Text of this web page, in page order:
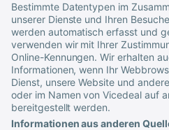
Bestimmte Datentypen im
unserer Dienste und Ihren
werden automatisch erfasst und
verwenden wir mit Ihrer
Online-Kennungen. Wir erhalten
Informationen, wenn Ihr
Dienst, unsere Website und
oder im Namen vonVicedealauf
bereitgestellt werden.
Informationen aus anderen